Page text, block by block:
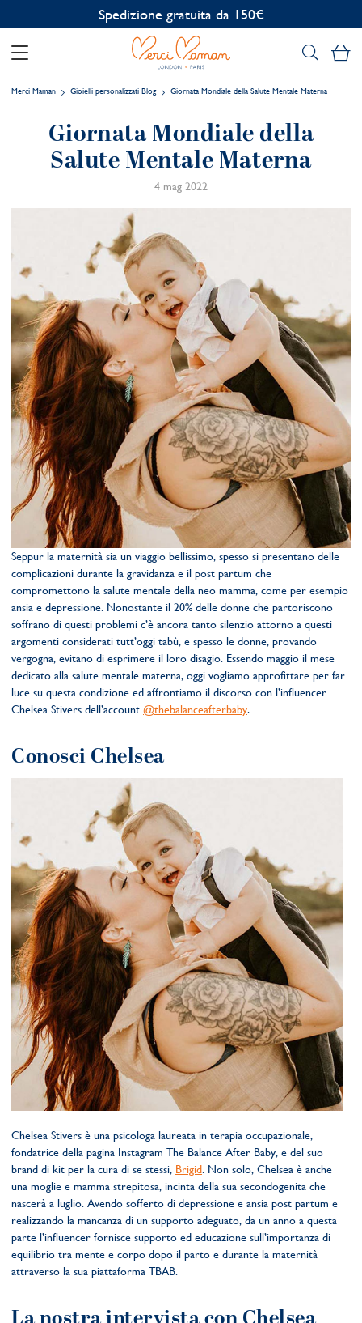
Personalizzazione gratuita
Il
Merci Maman Gioielli personalizzati Blog Giornata Mondiale della Salute Mentale Materna
Giornata Mondiale della
Salute Mentale Materna
4 mag 2022
Seppur la maternità sia un viaggio bellissimo, spesso si presentano delle
complicazioni durante la gravidanza e il post partum che
compromettono la salute mentale della neo mamma, come per esempio
ansia e depressione. Nonostante il 20% delle donne che partoriscono
soffrano di questi problemi c’è ancora tanto silenzio attorno a questi
argomenti considerati tutt’oggi tabù, e spesso le donne, provando
vergogna, evitano di esprimere il loro disagio. Essendo maggio il mese
dedicato alla salute mentale materna, oggi vogliamo approfittare per far
luce su questa condizione ed affrontiamo il discorso con l’influencer
Chelsea Stivers dell’account @thebalanceafterbaby.
Conosci Chelsea
Chelsea Stivers è una psicologa laureata in terapia occupazionale,
fondatrice della pagina Instagram The Balance After Baby, e del suo
brand di kit per la cura di se stessi, Brigid. Non solo, Chelsea è anche
una moglie e mamma strepitosa, incinta della sua secondogenita che
nascerà a luglio. Avendo sofferto di depressione e ansia post partum e
realizzando la mancanza di un supporto adeguato, da un anno a questa
parte l’influencer fornisce supporto ed educazione sull’importanza di
equilibrio tra mente e corpo dopo il parto e durante la maternità
attraverso la sua piattaforma TBAB.